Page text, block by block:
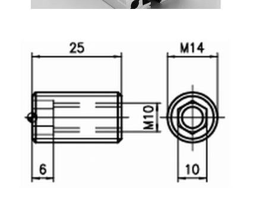
Hubsäulen